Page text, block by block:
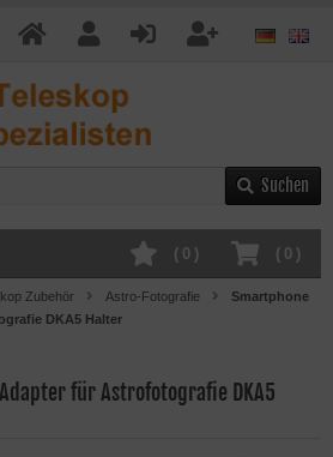
Suchen
( 0 )
( 0 )
Zubehör Astro-Fotografie
Smartphone
DKA5 Halter
für Astrofotografie DKA5